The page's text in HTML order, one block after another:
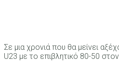
Σε μια χρονιά που θα μείνει
U23 με το επιβλητικό 80-50